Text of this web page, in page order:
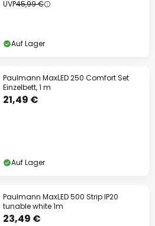
UVP45,99 €
Auf Lager
Paulmann MaxLED 250 Comfort Set
Einzelbett, 1 m
21,49 €
Auf Lager
Paulmann MaxLED 500 Strip IP20
tunable white 1m
23,49 €